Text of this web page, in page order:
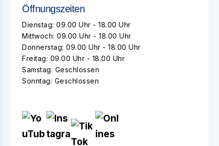
Öffnungszeiten
Dienstag: 09.00 Uhr - 18.00 Uhr
Mittwoch: 09.00 Uhr - 18.00 Uhr
Donnerstag: 09.00 Uhr - 18.00 Uhr
Freitag: 09.00 Uhr - 18.00 Uhr
Samstag: Geschlossen
Sonntag: Geschlossen